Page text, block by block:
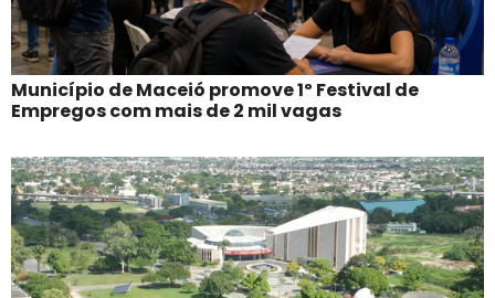
Município de Maceió promove 1º Festival de
Empregos com mais de 2 mil vagas